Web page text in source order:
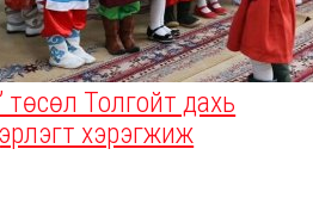
төсөл Толгойт дахь
хэрэгжиж